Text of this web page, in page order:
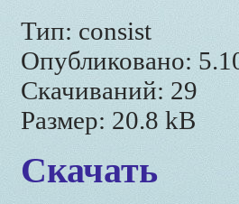
Тип: consist
Опубликовано:
Скачиваний: 29
Размер: 20.8 kB
Скачать